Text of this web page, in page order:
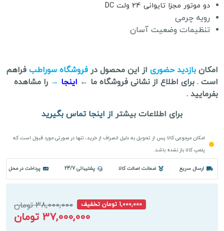
دو موتور مجزا تایوانی 24 ولت DC
رویه چرمی
تنظیمات وضعیت آسان
امکان بازدید حضوری از این محصول در فروشگاه سوراطب فراهم
است . برای اطلاع از نشانی فروشگاه ما ← اینجا → را مشاهده
بفرمایید .
برای اطلاعات بیشتر از اینجا تماس بگیرید
امکان مرجوعی کالا پس از تحویل به دلیل انصراف از خرید، تنها در صورتی مورد قبول است که
پلمپ کالا باز نشده باشد.
ارسال سریع ضمانت اصالت کالا پشتیباتی 24/7 پرداخت در محل
1,000,000 تومان تخفیف 38,000,000 تومان
37,000,000 تومان